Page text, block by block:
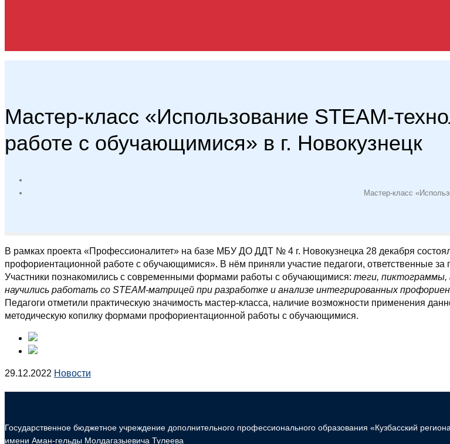
Мастер-класс «Использование STEAM-
работе с обучающимися» в г. Новокузнецк
Мастер-класс
В рамках проекта «Профессионалитет» на базе МБУ ДО ДДТ № 4 г. Новокузнецка 28 декабря
профориентационной работе с обучающимися». В нём приняли участие педагоги, ответственные за
Участники познакомились с современными формами работы с обучающимися: теги, пиктограммы,
научились работать со STEAM-матрицей при разработке и анализе интегрированных
Педагоги отметили практическую значимость мастер-класса, наличие возможности применения
методическую копилку формами профориентационной работы с обучающимися.
29.12.2022 Новости
Государственное бюджетное учреждение дополнительного профессионального образования «Кузбасский
имени Аман-гельды Молдагазыевича Тулеева